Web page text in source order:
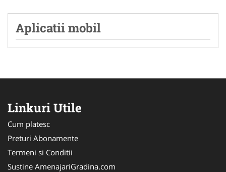
Aplicatii mobil
Linkuri Utile
Cum platesc
Preturi Abonamente
Termeni si Conditii
Sustine AmenajariGradina.com